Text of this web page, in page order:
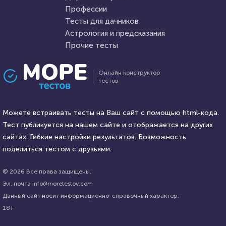
Психология
Awdienko HTML - код
12 сентября 2020 7477
3 января 2021
Проходили 253 раза
Легко ли вас обмануть?
Онлайн конструктор
тестов
Можете встраивать тесты на Ваш сайт с помощью html-кода.
Тест публикуется на нашем сайте и отображается на других
сайтах. Гибкие настройки результатов. Возможность
поделиться тестом с друзьями.
© 2026 Все права защищены.
Эл. почта info@moretestov.com
Данный сайт носит информационно-справочный характер.
18+
Профессии
Тесты для дачников
Астрология и предсказания
Прочие тесты